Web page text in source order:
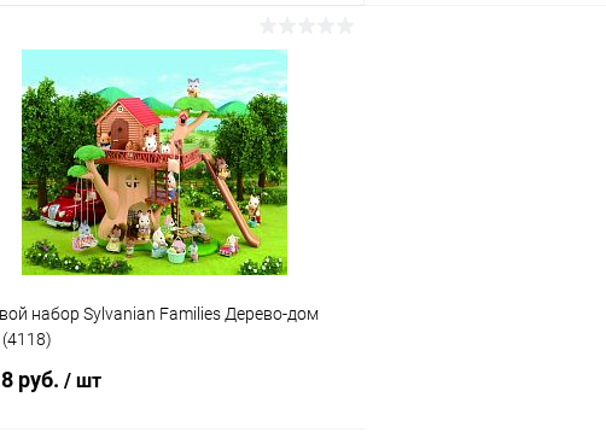
Подписаться
в 1 клик Сравнение
избранное Недоступно
набор Sylvanian Families Дерево-дом
руб. / шт